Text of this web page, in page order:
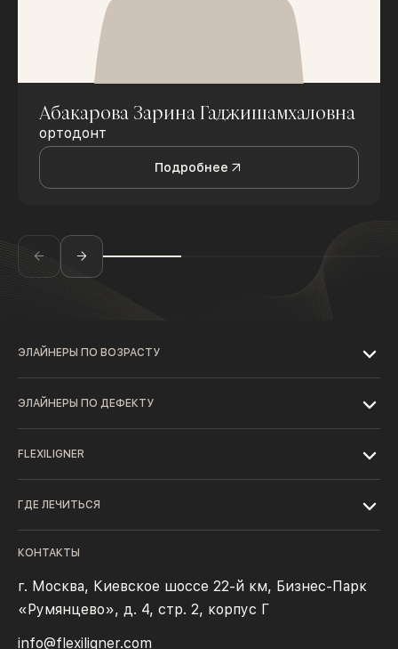
Абакарова Зарина Гаджишамхаловна
ортодонт
Подробнее
ЭЛАЙНЕРЫ ПО ВОЗРАСТУ
ЭЛАЙНЕРЫ ПО ДЕФЕКТУ
FLEXILIGNER
ГДЕ ЛЕЧИТЬСЯ
КОНТАКТЫ
г. Москва, Киевское шоссе 22-й км, Бизнес-Парк
«Румянцево», д. 4, стр. 2, корпус Г
info@flexiligner.com